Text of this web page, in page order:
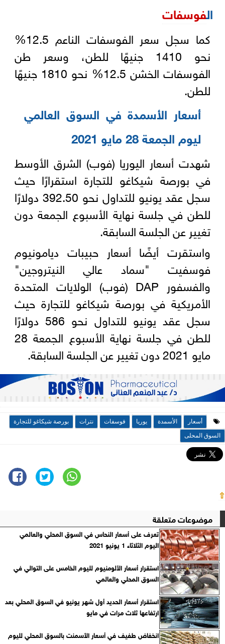
الفوسفات
كما سجل سعر الفوسفات الناعم 12.5%
نحو 1410 جنيهًا للطن، وسعر طن
الفوسفات الخشن 12.5% نحو 1810 جنيهًا
للطن.
أسعار الأسمدة في السوق العالمي
ليوم الجمعة 28 مايو 2021
شهدت أسعار اليوريا (فوب) الشرق الأوسط
في بورصة شيكاغو للتجارة استقرارًا حيث
سجل عقد يونيو للتداول نحو 392.50 دولارًا
للطن في جلسة نهاية الأسبوع الجمعة دون
تغيير عن الجلسة السابقة.
واستقرت أيضًا أسعار حبيبات ديامونيوم
فوسفيت "سماد عالي النيتروجين"
والفسفور DAP (فوب) الولايات المتحدة
الأمريكية في بورصة شيكاغو للتجارة حيث
سجل عقد يونيو للتداول نحو 586 دولارًا
للطن في جلسة نهاية الأسبوع الجمعة 28
مايو 2021 دون تغيير عن الجلسة السابقة.
أسعار الأسمدة يوريا فوسفات نترات
بورصة شيكاغو للتجارة
السوق المحلى
⇧
موضوعات متعلقة
تعرف على أسعار النحاس في السوق المحلي والعالمي
اليوم الثلاثاء 1 يونيو 2021
استقرار أسعار الألومنيوم لليوم الخامس على التوالي في
السوق المحلي والعالمي
استقرار أسعار الحديد أول شهر يونيو في السوق المحلي بعد
ارتفاعها ثلاث مرات في مايو
انخفاض طفيف في أسعار الأسمنت بالسوق المحلي لليوم